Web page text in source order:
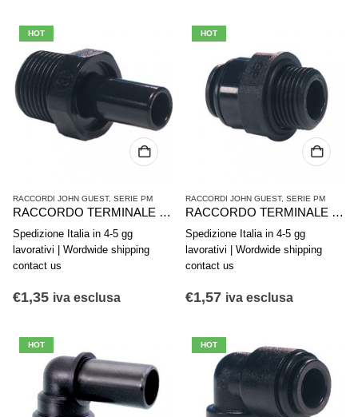
HOT
RACCORDI JOHN GUEST, SERIE PM
RACCORDO TERMINALE CON CODOLO PM051004E 10-1/2
Spedizione Italia in 4-5 gg
lavorativi | Wordwide shipping
contact us
€1,35 iva esclusa
HOT
RACCORDI JOHN GUEST, SERIE PM
RACCORDO TERMINALE DIRITTO JG-PM010813E 8-3/8″
Spedizione Italia in 4-5 gg
lavorativi | Wordwide shipping
contact us
€1,57 iva esclusa
HOT HOT